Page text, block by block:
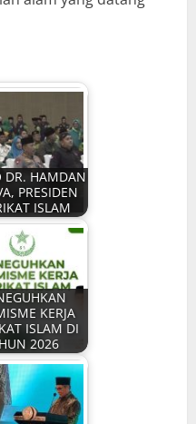
DR. HAMDAN
PRESIDEN
ISLAM
KERJA
ISLAM DI
2026